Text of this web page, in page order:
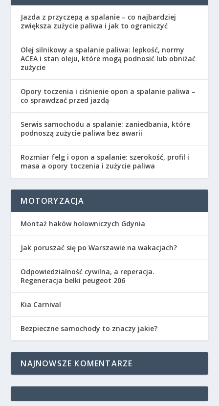
Jazda z przyczepą a spalanie – co najbardziej
zwiększa zużycie paliwa i jak to ograniczyć
Olej silnikowy a spalanie paliwa: lepkość, normy
ACEA i stan oleju, które mogą podnosić lub obniżać
zużycie
Opory toczenia i ciśnienie opon a spalanie paliwa –
co sprawdzać przed jazdą
Serwis samochodu a spalanie: zaniedbania, które
podnoszą zużycie paliwa bez awarii
Rozmiar felg i opon a spalanie: szerokość, profil i
masa a opory toczenia i zużycie paliwa
MOTORYZACJA
Montaż haków holowniczych Gdynia
Jak poruszać się po Warszawie na wakacjach?
Odpowiedzialność cywilna, a reperacja.
Regeneracja belki peugeot 206
Kia Carnival
Bezpieczne samochody to znaczy jakie?
NAJNOWSZE KOMENTARZE